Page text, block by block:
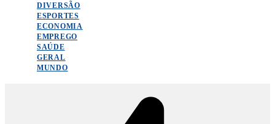
DIVERSÃO
ESPORTES
ECONOMIA
EMPREGO
SAÚDE
GERAL
MUNDO